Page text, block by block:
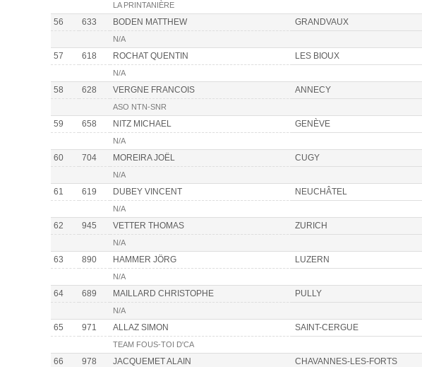
LA PRINTANIÈRE
56 633 BODEN MATTHEW GRANDVAUX
N/A
57 618 ROCHAT QUENTIN LES BIOUX
N/A
58 628 VERGNE FRANCOIS ANNECY
ASO NTN-SNR
59 658 NITZ MICHAEL GENÈVE
N/A
60 704 MOREIRA JOËL CUGY
N/A
61 619 DUBEY VINCENT NEUCHÂTEL
N/A
62 945 VETTER THOMAS ZURICH
N/A
63 890 HAMMER JÖRG LUZERN
N/A
64 689 MAILLARD CHRISTOPHE PULLY
N/A
65 971 ALLAZ SIMON SAINT-CERGUE
TEAM FOUS-TOI D'CA
66 978 JACQUEMET ALAIN CHAVANNES-LES-FORTS